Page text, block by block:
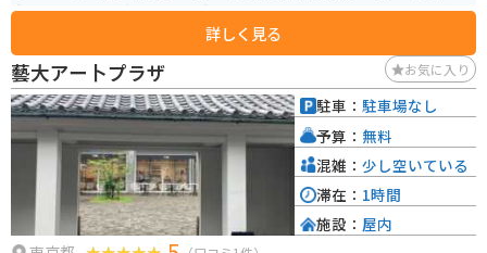
観音菩薩、徳川家光から賜った大黒天が同じ堂内に祀られています。三代将
軍家光から贈られたと伝えられる大黒天は谷中七福神の一つとなっていま
す。また、上野王子駒込辺三十三ヶ所観音霊場14番、東三十三所観音霊場2番
札所にも指定されています。
詳しく見る
藝大アー卜プラザ お気に入り
駐車： 駐車場なし
予算： 無料
混雑： 少し空いている
滞在： 1時間
施設： 屋内